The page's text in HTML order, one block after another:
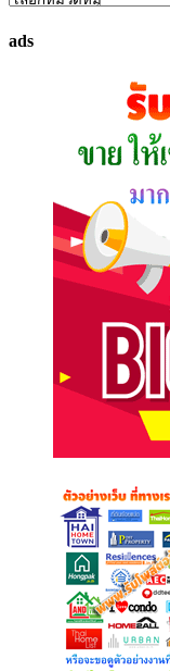
ที่
ads